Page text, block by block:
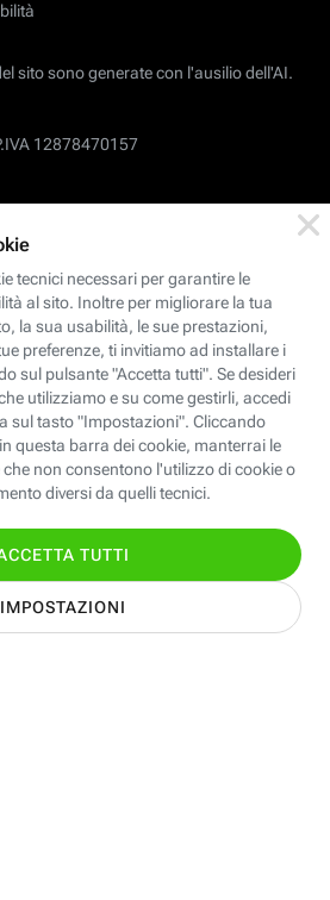
sito sono generate con l'ausilio dell'AI.
12878470157